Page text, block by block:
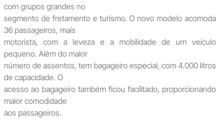
com grupos grandes no
segmento de fretamento e turismo. O novo modelo acomoda
36 passageiros, mais
motorista, com a leveza e a mobilidade de um veículo
pequeno. Além do maior
número de assentos, tem bagageiro especial, com 4.000 litros
de capacidade. O
acesso ao bagageiro também ficou facilitado, proporcionando
maior comodidade
aos passageiros.